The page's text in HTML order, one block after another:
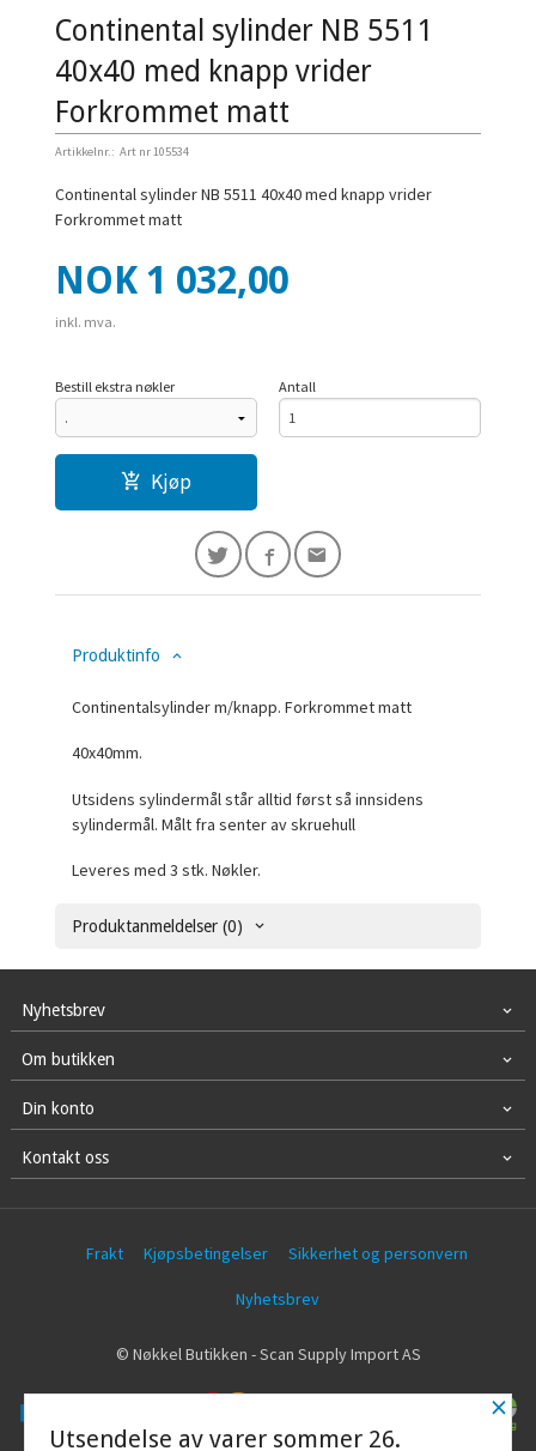
Continental sylinder NB 5511
40x40 med knapp vrider
Forkrommet matt
Artikkelnr.: Art nr 105534
Continental sylinder NB 5511 40x40 med knapp vrider
Forkrommet matt
Pris
NOK 1 032,00
inkl. mva.
Bestill ekstra nøkler Antall
Kjøp
Produktinfo
Continentalsylinder m/knapp. Forkrommet matt
40x40mm.
Utsidens sylindermål står alltid først så innsidens
sylindermål. Målt fra senter av skruehull
Leveres med 3 stk. Nøkler.
Produktanmeldelser (0)
Nyhetsbrev
Om butikken
Din konto
Kontakt oss
Frakt Kjøpsbetingelser Sikkerhet og personvern
Nyhetsbrev
© Nøkkel Butikken - Scan Supply Import AS
×
Utsendelse av varer sommer 26.